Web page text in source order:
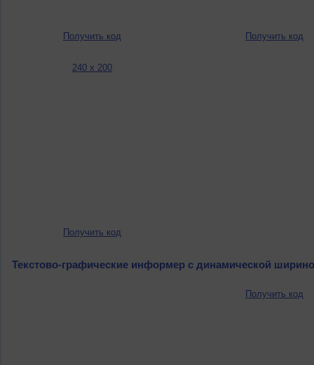
Получить код Получить код
240 x 200
Получить код
Текстово-графические информер с динамической
Получить код